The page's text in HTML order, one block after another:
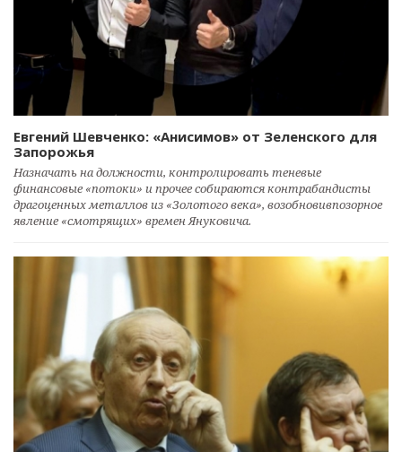
Евгений Шевченко: «Анисимов» от Зеленского для
Запорожья
Назначать на должности, контролировать теневые
финансовые «потоки» и прочее собираются контрабандисты
драгоценных металлов из «Золотого века», возобновивпозорное
явление «смотрящих» времен Януковича.